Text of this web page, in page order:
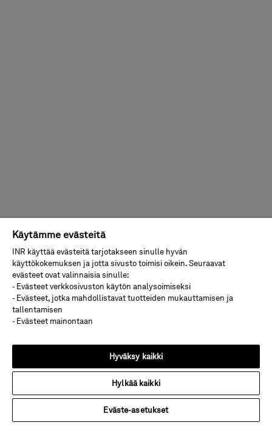
Käytämme evästeitä
INR käyttää evästeitä tarjotakseen sinulle hyvän
käyttökokemuksen ja jotta sivusto toimisi oikein. Seuraavat
evästeet ovat valinnaisia sinulle:
- Evästeet verkkosivuston käytön analysoimiseksi
- Evästeet, jotka mahdollistavat tuotteiden mukauttamisen ja
tallentamisen
- Evästeet mainontaan
Hyväksy kaikki
Hylkää kaikki
Eväste-asetukset